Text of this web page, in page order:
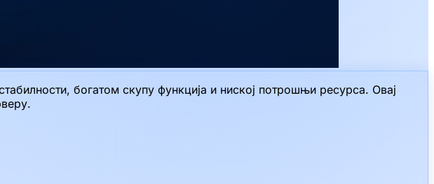
богатом скупу функција и ниској потрошњи ресурса. Овај